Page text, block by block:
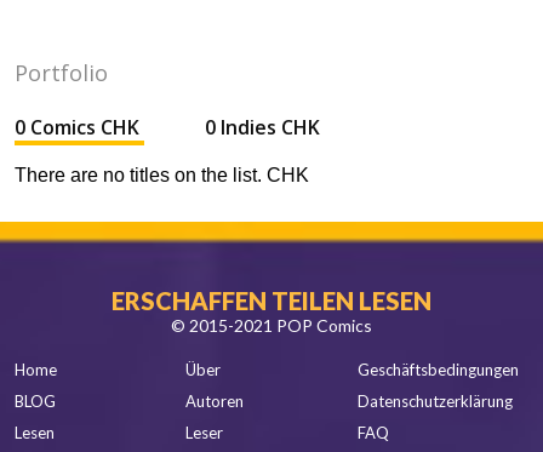
Portfolio
0 Comics CHK 0 Indies CHK
There are no titles on the list. CHK
ERSCHAFFEN TEILEN LESEN
© 2015-2021 POP Comics
Home
BLOG
Lesen
Über
Autoren
Leser
Geschäftsbedingungen
Datenschutzerklärung
FAQ